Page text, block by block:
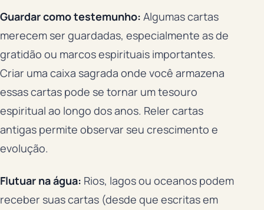
Guardar como testemunho: Algumas cartas
merecem ser guardadas, especialmente as de
gratidão ou marcos espirituais importantes.
Criar uma caixa sagrada onde você armazena
essas cartas pode se tornar um tesouro
espiritual ao longo dos anos. Reler cartas
antigas permite observar seu crescimento e
evolução.
Flutuar na água: Rios, lagos ou oceanos podem
receber suas cartas (desde que escritas em